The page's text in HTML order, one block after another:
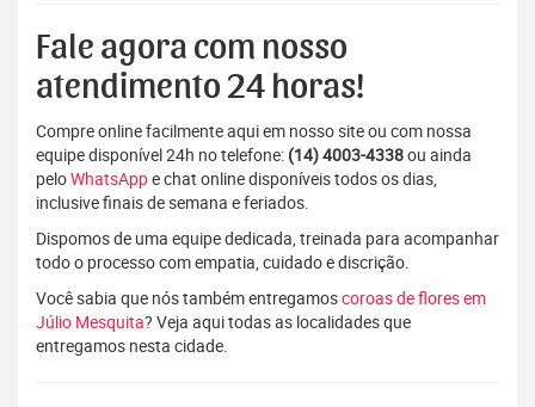
Fale agora com nosso
atendimento 24 horas!
Compre online facilmente aqui em nosso site ou com nossa
equipe disponível 24h no telefone: (14) 4003-4338ou ainda
peloWhatsAppe chat online disponíveis todos os dias,
inclusive finais de semana e feriados.
Dispomos de uma equipe dedicada, treinada para acompanhar
todo o processo com empatia, cuidado e discrição.
Você sabia que nós também entregamoscoroas de flores em
Júlio Mesquita? Veja aqui todas as localidades que
entregamos nesta cidade.